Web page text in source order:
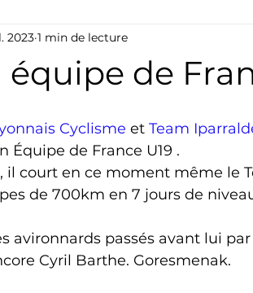
Pirogue Sport santé
de
2023 1 min de lecture
Cyclisme et Team
de France U19 .
il court en ce moment même le
de 700km en 7 jours de
avironnards passés avant lui par
Cyril Barthe. Goresmenak.